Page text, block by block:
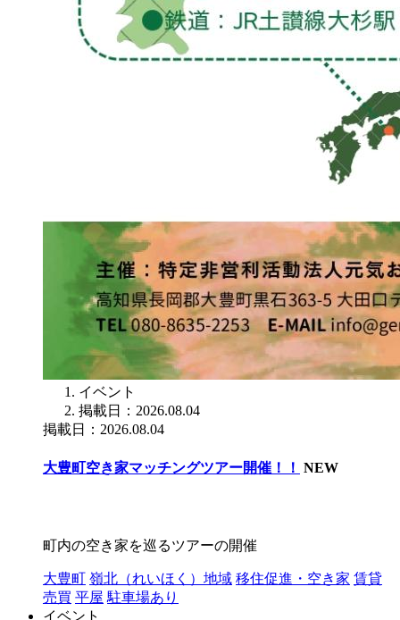
イベント
掲載日：2026.08.04
掲載日：2026.08.04
大豊町空き家マッチングツアー開催！！ NEW
町内の空き家を巡るツアーの開催
大豊町 嶺北（れいほく）地域 移住促進・空き家 賃貸
売買 平屋 駐車場あり
イベント